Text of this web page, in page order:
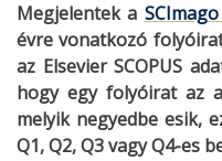
Megjelentek a
évre vonatkozó
az Elsevier SCOPUS
hogy egy folyóirat az
melyik negyedbe esik,
Q1, Q2, Q3 vagy Q4-es